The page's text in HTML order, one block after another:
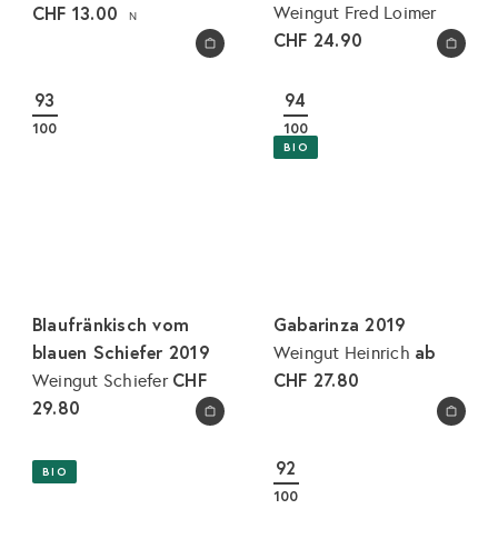
In den Warenkorb legen
CHF 13.00
N
In den Warenkorb legen
Weingut Fred Loimer
CHF 24.90
In den Warenkorb legen
93
100
Blaufränkisch vom
blauen Schiefer 2019
Weingut Schiefer CHF
29.80
In den Warenkorb legen
94
100
BIO
Gabarinza 2019
Weingut Heinrich ab
CHF 27.80
BIO 92
100